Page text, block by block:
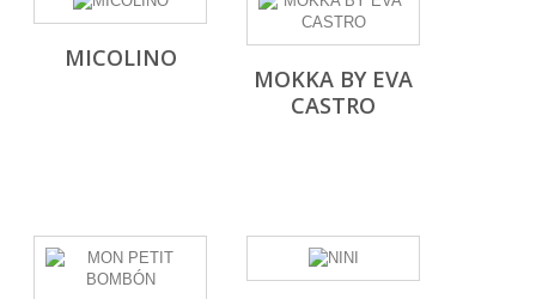
MICOLINO
MOKKA BY EVA
CASTRO